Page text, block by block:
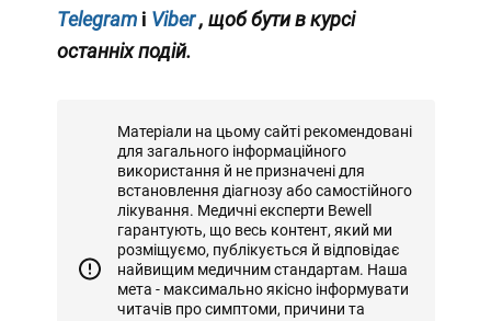
Telegram і Viber , щоб бути в курсі
останніх подій.
Матеріали на цьому сайті рекомендовані
для загального інформаційного
використання й не призначені для
встановлення діагнозу або самостійного
лікування. Медичні експерти Bewell
гарантують, що весь контент, який ми
розміщуємо, публікується й відповідає
найвищим медичним стандартам. Наша
мета - максимально якісно інформувати
читачів про симптоми, причини та